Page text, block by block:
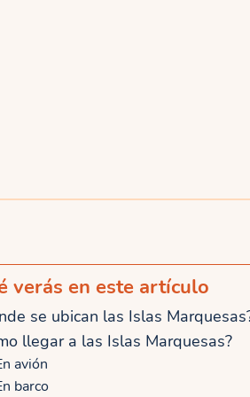
verás en este artículo
se ubican las Islas
llegar a las Islas Marquesas?
avión
barco